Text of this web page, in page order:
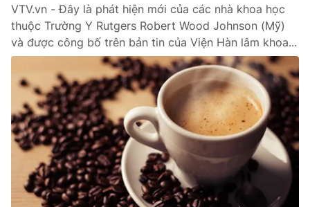
VTV.vn - Đây là phát hiện mới của các nhà khoa học
thuộc Trường Y Rutgers Robert Wood Johnson (Mỹ)
và được công bố trên bản tin của Viện Hàn lâm khoa...